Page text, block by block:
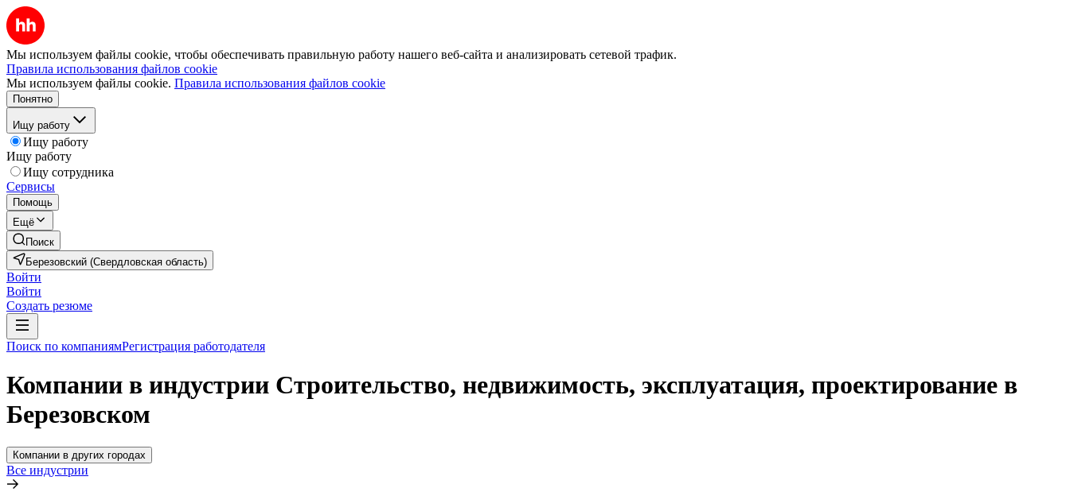
Мы используем файлы cookie, чтобы обеспечивать правильную работу нашего веб-сайта и анализировать сетевой трафик.
Правила использования файлов cookie
Мы используем файлы cookie. Правила использования файлов cookie
Понятно
Ищу работу
Ищу работу
Ищу работу
Ищу сотрудника
Сервисы
Помощь
Ещё
Поиск
Березовский (Свердловская область)
Войти
Войти
Создать резюме
Поиск по компаниямРегистрация работодателя
Компании в индустрии Строительство, недвижимость, эксплуатация, проектирование в
Березовском
Компании в других городах
Все индустрии